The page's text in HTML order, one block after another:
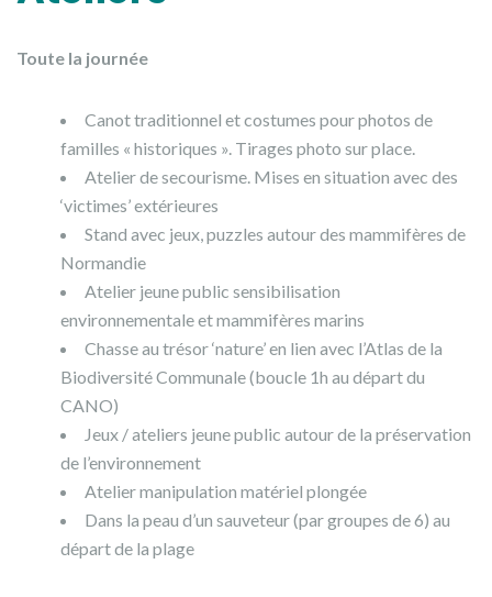
Toute la journée
Canot traditionnel et costumes pour photos de
familles « historiques ». Tirages photo sur place.
Atelier de secourisme. Mises en situation avec des
‘victimes’ extérieures
Stand avec jeux, puzzles autour des mammifères de
Normandie
Atelier jeune public sensibilisation
environnementale et mammifères marins
Chasse au trésor ‘nature’ en lien avec l’Atlas de la
Biodiversité Communale (boucle 1h au départ du
CANO)
Jeux / ateliers jeune public autour de la préservation
de l’environnement
Atelier manipulation matériel plongée
Dans la peau d’un sauveteur (par groupes de 6) au
départ de la plage